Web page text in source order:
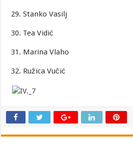
29. Stanko Vasilj
30. Tea Vidić
31. Marina Vlaho
32. Ružica Vučić